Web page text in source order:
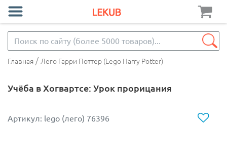
Главная / Лего Гарри Поттер (Lego Harry Potter)
Учёба в Хогвартсе: Урок прорицания
Артикул: lego (лего) 76396